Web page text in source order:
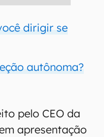
dirigir se
autônoma?
pelo CEO da
apresentação